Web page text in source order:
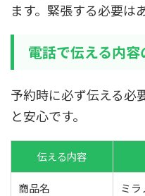
ます。緊張する必要は
電話で伝える内容
予約時に必ず伝える必
と安心です。
伝える内容
商品名 ミ